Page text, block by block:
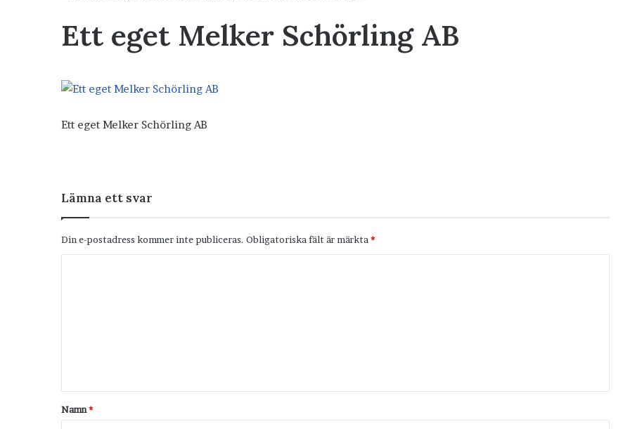
Ett eget Melker Schörling AB
Ett eget Melker Schörling AB
Lämna ett svar
Din e-postadress kommer inte publiceras. Obligatoriska fält är märkta *
t
a
Namn*